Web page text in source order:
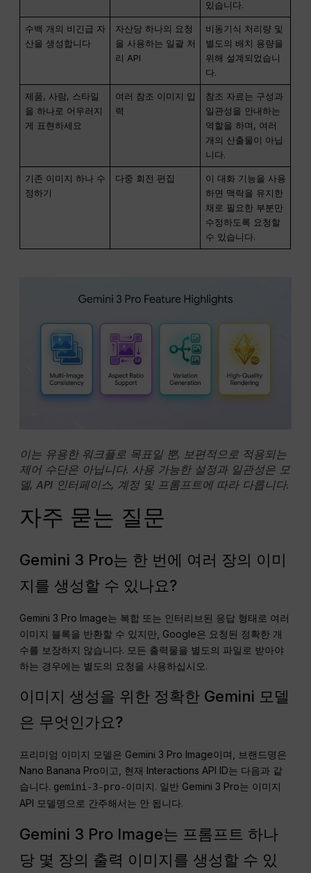
있습니다.
수백 개의 비긴급 자
산을 생성합니다
자산당 하나의 요청
을 사용하는 일괄 처
리 API
비동기식 처리량 및
별도의 배치 용량을
위해 설계되었습니
다.
제품, 사람, 스타일
을 하나로 어우러지
게 표현하세요
여러 참조 이미지 입
력
참조 자료는 구성과
일관성을 안내하는
역할을 하며, 여러
개의 산출물이 아닙
니다.
기존 이미지 하나 수
정하기
다중 회전 편집
이 대화 기능을 사용
하면 맥락을 유지한
채로 필요한 부분만
수정하도록 요청할
수 있습니다.
이는 유용한 워크플로 목표일 뿐, 보편적으로 적용되는
제어 수단은 아닙니다. 사용 가능한 설정과 일관성은 모
델, API 인터페이스, 계정 및 프롬프트에 따라 다릅니다.
자주 묻는 질문
Gemini 3 Pro는 한 번에 여러 장의 이미
지를 생성할 수 있나요?
Gemini 3 Pro Image는 복합 또는 인터리브된 응답 형태로 여러
이미지 블록을 반환할 수 있지만, Google은 요청된 정확한 개
수를 보장하지 않습니다. 모든 출력물을 별도의 파일로 받아야
하는 경우에는 별도의 요청을 사용하십시오.
이미지 생성을 위한 정확한 Gemini 모델
은 무엇인가요?
프리미엄 이미지 모델은 Gemini 3 Pro Image이며, 브랜드명은
Nano Banana Pro이고, 현재 Interactions API ID는 다음과 같
습니다. gemini-3-pro-이미지. 일반 Gemini 3 Pro는 이미지
API 모델명으로 간주해서는 안 됩니다.
Gemini 3 Pro Image는 프롬프트 하나
당 몇 장의 출력 이미지를 생성할 수 있